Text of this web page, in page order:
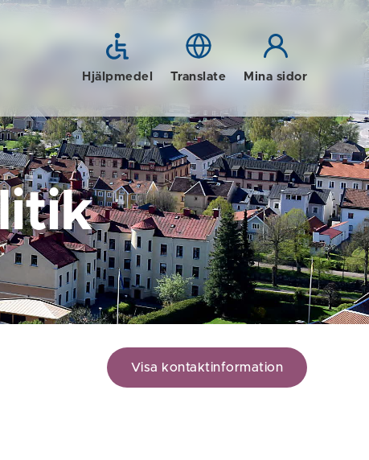
Hjälpmedel Translate Mina sidor
Visa kontaktinformation